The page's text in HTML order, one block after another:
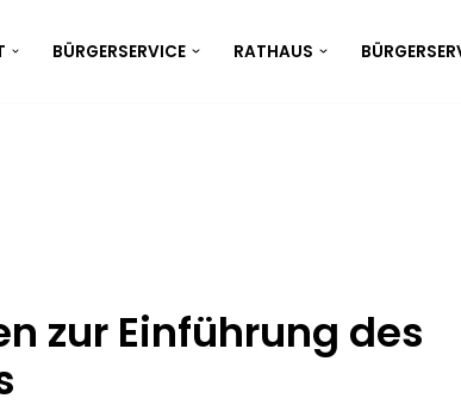
BÜRGERSERVICE RATHAUS
zur Einführung des